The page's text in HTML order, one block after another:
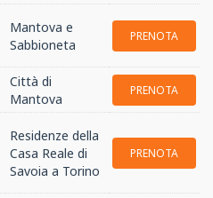
Mantova e
Sabbioneta
PRENOTA
Città di
Mantova
PRENOTA
Residenze della
Casa Reale di
Savoia a Torino
PRENOTA